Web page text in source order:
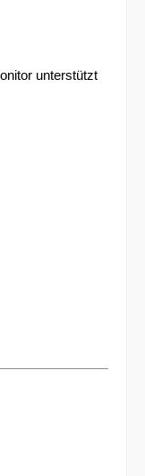
unterstützt